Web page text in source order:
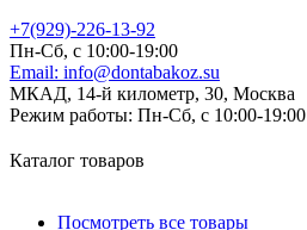
+7(929)-226-13-92
Пн-Сб, с 10:00-19:00
Email: info@dontabakoz.su
МКАД, 14-й километр, 30, Москва
Режим работы: Пн-Сб, с 10:00-19:00
Каталог товаров
Посмотреть все товары